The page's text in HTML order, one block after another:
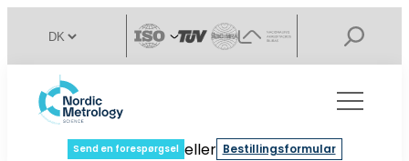
Send en forespørgsel eller Bestillingsformular